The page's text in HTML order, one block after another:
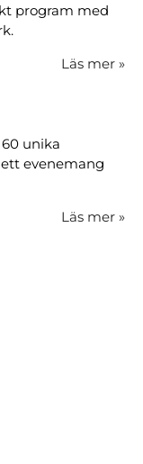
program med
Läs mer »
unika
evenemang
Läs mer »